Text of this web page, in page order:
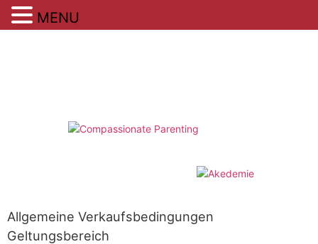
Allgemeine Verkaufsbedingungen
Geltungsbereich
MENU